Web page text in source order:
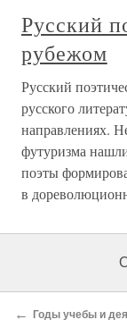
Русский
рубежом
Русский
русского
направлениях.
футуризма
поэты
в
←